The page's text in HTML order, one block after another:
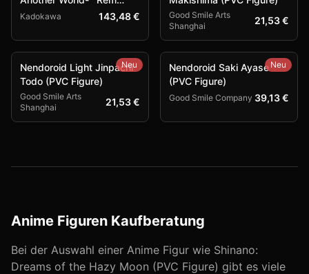
Combat Outfit Ver. (PVC
Kadokawa 143,48 €
Good Smile Arts
Shanghai
21,53 €
Neu
Nendoroid Light Jinpachi
Todo (PVC Figure)
Good Smile Arts
Shanghai
21,53 €
Neu
Nendoroid Saki Ayase
(PVC Figure)
Good Smile Company 39,13 €
Anime Figuren Kaufberatung
Bei der Auswahl einer Anime Figur wie Shinano:
Dreams of the Hazy Moon (PVC Figure) gibt es viele